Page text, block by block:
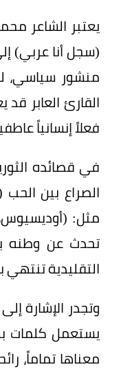
يعتبر الشاعر
(سجل أنا عربي)
منشور سياسي،
القارئ العابر
فعلاً إنسانياً
في قصائده
الصراع بين
مثل: (أوديسيوس،
تحدث عن وطنه
التقليدية
وتجدر الإشارة
يستعمل كلمات
معناها تماماً،